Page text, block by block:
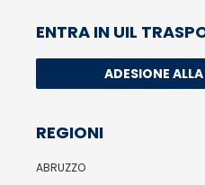
ENTRA IN UIL
ADESIONE
REGIONI
ABRUZZO